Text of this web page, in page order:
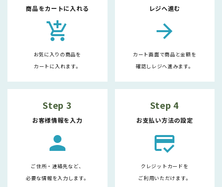
商品をカートに入れる
add_shopping_cart
お気に入りの商品を
カートに入れます。
レジへ進む
arrow_forward
カート画面で商品と金額を
確認しレジへ進みます。
Step 3
お客様情報を入力
person
ご住所・連絡先など、
必要な情報を入力します。
Step 4
お支払い方法の設定
credit_score
クレジットカードを
ご利用いただけます。